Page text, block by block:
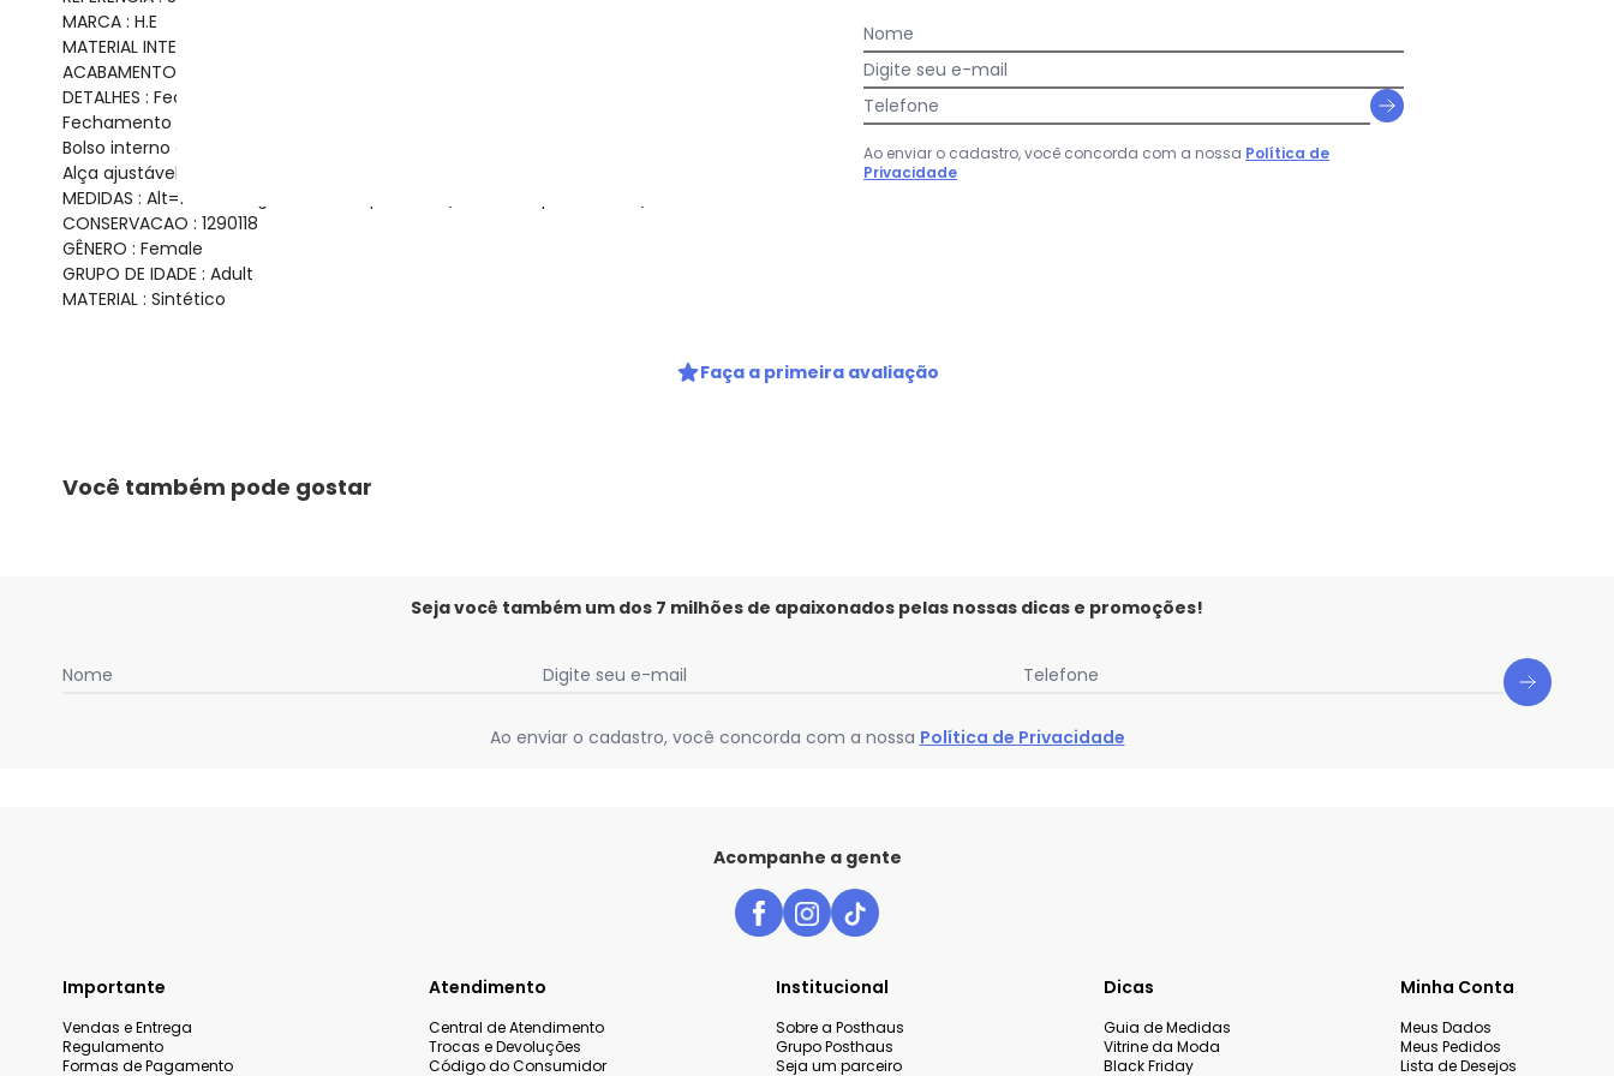
MARCA : H.E
MATERIAL INTERNO : 100 % Poliéster
ACABAMENTO : Colado/Costurado
DETALHES : Fechamento principal por botão magnético.
Fechamento central por zipér.
Bolso interno com fechamento em zíper.
Alça ajustável e removível com 130
MEDIDAS : Alt=17 cm Larg=8 cm Comp=21 cm (medidas aproximadas)
CONSERVACAO : 1290118
GÊNERO : Female
GRUPO DE IDADE : Adult
MATERIAL : Sintético
Faça a primeira avaliação
Você também pode gostar
Seja você também um dos 7 milhões de apaixonados pelas nossas dicas e promoções!
Nome Digite seu e-mail Telefone
Ao enviar o cadastro, você concorda com a nossa Política de Privacidade
Acompanhe a gente
Importante
Vendas e Entrega
Regulamento
Formas de Pagamento
Atendimento
Central de Atendimento
Trocas e Devoluções
Código do Consumidor
Institucional
Sobre a Posthaus
Grupo Posthaus
Seja um parceiro
Dicas
Guia de Medidas
Vitrine da Moda
Black Friday
Minha Conta
Meus Dados
Meus Pedidos
Lista de Desejos
Nome
Digite seu e-mail
Telefone
Ao enviar o cadastro, você concorda com a nossa Política de
Privacidade